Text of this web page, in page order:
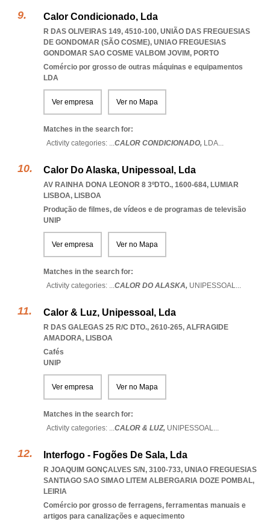
Calor Condicionado, Lda
R DAS OLIVEIRAS 149, 4510-100, UNIÃO DAS FREGUESIAS
DE GONDOMAR (SÃO COSME), UNIAO FREGUESIAS
GONDOMAR SAO COSME VALBOM JOVIM, PORTO
Comércio por grosso de outras máquinas e equipamentos
LDA
Ver empresa Ver no Mapa
Matches in the search for:
Activity categories: ...CALOR CONDICIONADO, LDA...
Calor Do Alaska, Unipessoal, Lda
AV RAINHA DONA LEONOR 8 3ºDTO., 1600-684, LUMIAR
LISBOA, LISBOA
Produção de filmes, de vídeos e de programas de televisão
UNIP
Ver empresa Ver no Mapa
Matches in the search for:
Activity categories: ...CALOR DO ALASKA, UNIPESSOAL...
Calor & Luz, Unipessoal, Lda
R DAS GALEGAS 25 R/C DTO., 2610-265, ALFRAGIDE
AMADORA, LISBOA
Cafés
UNIP
Ver empresa Ver no Mapa
Matches in the search for:
Activity categories: ...CALOR & LUZ, UNIPESSOAL...
Interfogo - Fogões De Sala, Lda
R JOAQUIM GONÇALVES S/N, 3100-733, UNIAO FREGUESIAS
SANTIAGO SAO SIMAO LITEM ALBERGARIA DOZE POMBAL,
LEIRIA
Comércio por grosso de ferragens, ferramentas manuais e
artigos para canalizações e aquecimento